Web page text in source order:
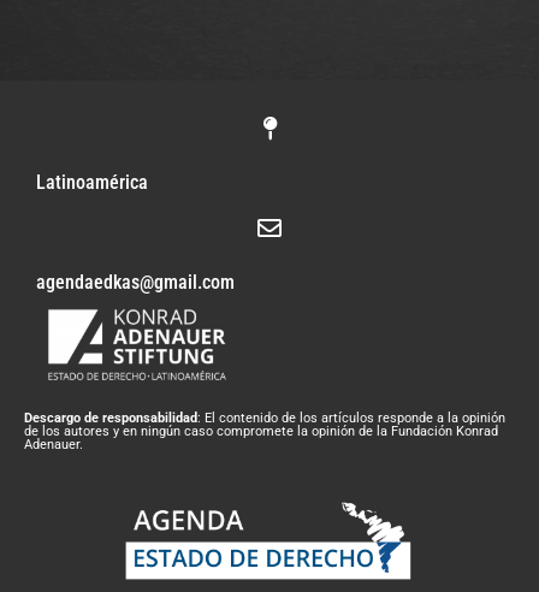
Latinoamérica
agendaedkas@gmail.com
Descargo de responsabilidad: El contenido de los artículos responde a la opinión
de los autores y en ningún caso compromete la opinión de la Fundación Konrad
Adenauer.